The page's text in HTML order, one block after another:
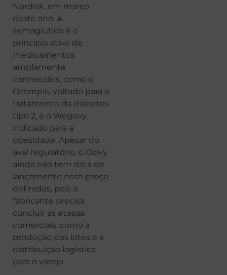
Nordisk, em março
deste ano. A
semaglutida é o
princípio ativo de
medicamentos
amplamente
conhecidos, como o
Ozempic, voltado para o
tratamento da diabetes
tipo 2, e o Wegovy,
indicado para a
obesidade. Apesar do
aval regulatório, o Ozivy
ainda não tem data de
lançamento nem preço
definidos, pois a
fabricante precisa
concluir as etapas
comerciais, como a
produção dos lotes e a
distribuição logística
para o varejo.